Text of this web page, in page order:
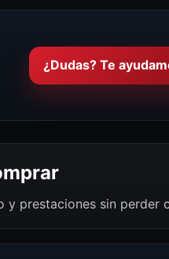
¿Dudas? Te
prestaciones sin perder